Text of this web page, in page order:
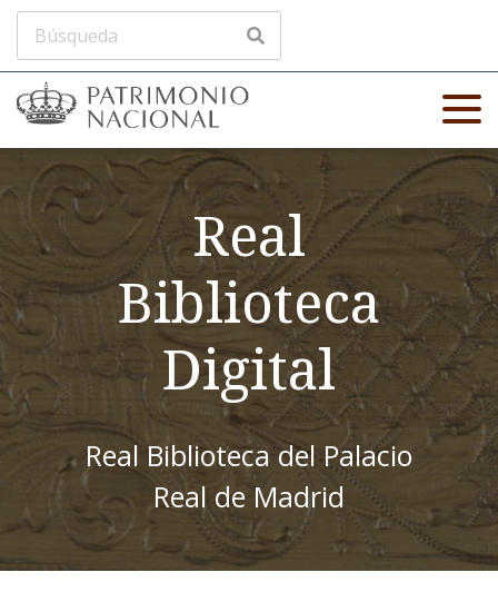
Real
Biblioteca
Digital
Real Biblioteca del Palacio
Real de Madrid